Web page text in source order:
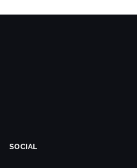
SOCIAL